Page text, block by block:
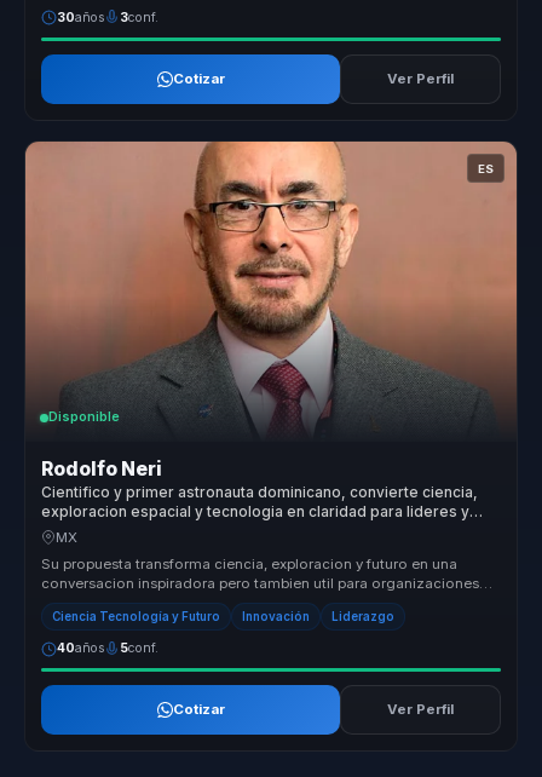
30años 3conf.
Cotizar Ver Perfil
ES
Disponible
Rodolfo Neri
Cientifico y primer astronauta dominicano, convierte ciencia,
exploracion espacial y tecnologia en claridad para lideres y
equipos.
MX
Su propuesta transforma ciencia, exploracion y futuro en una
conversacion inspiradora pero tambien util para organizaciones
que necesitan...
Ciencia Tecnología y Futuro Innovación Liderazgo
40años 5conf.
Cotizar Ver Perfil